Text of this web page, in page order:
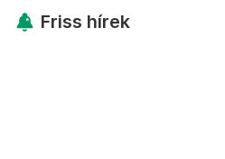
Friss hírek